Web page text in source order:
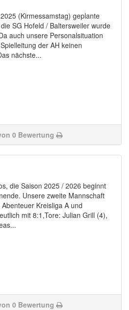
(Kirmessamstag) geplante
SG Hofeld / Baltersweiler wurde
auch unsere Personalsituation
der AH keinen
nächste...
0 Bewertung
die Saison 2025 / 2026 beginnt
Unsere zweite Mannschaft
Kreisliga A und
mit 8:1,Tore: Julian Grill (4),
0 Bewertung